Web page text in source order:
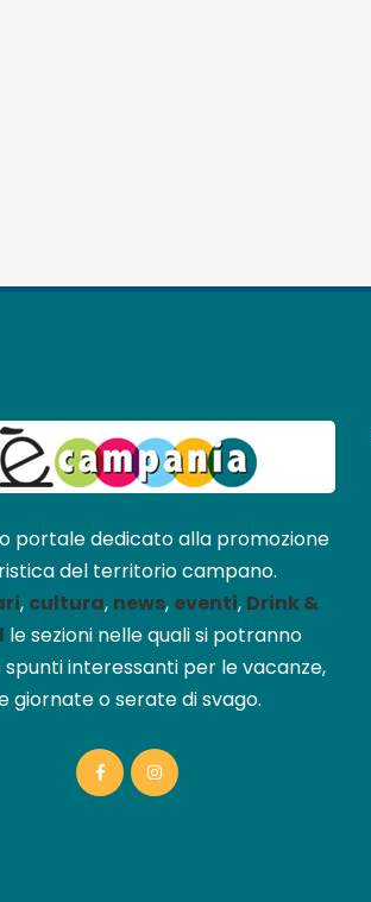
portale dedicato alla promozione
del territorio campano.
, cultura, news, eventi, Drink &
le sezioni nelle quali si potranno
interessanti per le vacanze,
giornate o serate di svago.